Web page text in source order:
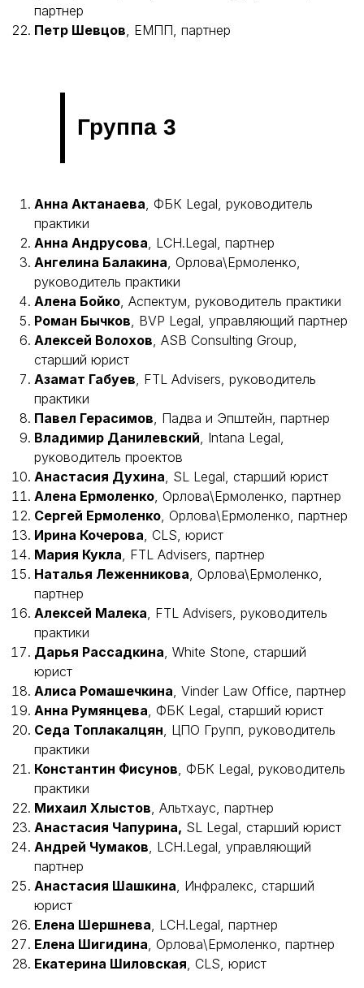
партнер
Петр Шевцов , ЕМПП, партнер
Группа 3
Анна Актанаева , ФБК Legal, руководитель
практики
Анна Андрусова , LCH.Legal, партнер
Ангелина Балакина , Орлова\Ермоленко,
руководитель практики
Алена Бойко , Аспектум, руководитель практики
Роман Бычков , BVP Legal, управляющий партнер
Алексей Волохов , ASB Consulting Group,
старший юрист
Азамат Габуев , FTL Advisers, руководитель
практики
Павел Герасимов , Падва и Эпштейн, партнер
Владимир Данилевский , Intana Legal,
руководитель проектов
Анастасия Духина , SL Legal, старший юрист
Алена Ермоленко , Орлова\Ермоленко, партнер
Сергей Ермоленко , Орлова\Ермоленко, партнер
Ирина Кочерова , CLS, юрист
Мария Кукла , FTL Advisers, партнер
Наталья Леженникова , Орлова\Ермоленко,
партнер
Алексей Малека , FTL Advisers, руководитель
практики
Дарья Рассадкина , White Stone, старший
юрист
Алиса Ромашечкина , Vinder Law Office, партнер
Анна Румянцева , ФБК Legal, старший юрист
Седа Топлакалцян , ЦПО Групп, руководитель
практики
Константин Фисунов , ФБК Legal, руководитель
практики
Михаил Хлыстов , Альтхаус, партнер
Анастасия Чапурина, SL Legal, старший юрист
Андрей Чумаков , LCH.Legal, управляющий
партнер
Анастасия Шашкина , Инфралекс, старший
юрист
Елена Шершнева , LCH.Legal, партнер
Елена Шигидина , Орлова\Ермоленко, партнер
Екатерина Шиловская , CLS, юрист